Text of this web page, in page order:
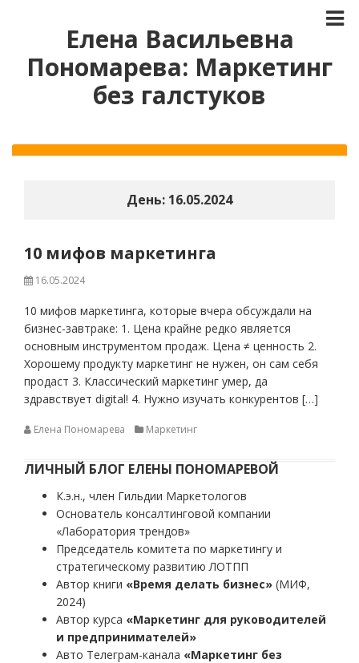
Елена Васильевна
Пономарева: Маркетинг
без галстуков
День: 16.05.2024
10 мифов маркетинга
16.05.2024
10 мифов маркетинга, которые вчера обсуждали на
бизнес-завтраке: 1. Цена крайне редко является
основным инструментом продаж. Цена ≠ ценность 2.
Хорошему продукту маркетинг не нужен, он сам себя
продаст 3. Классический маркетинг умер, да
здравствует digital! 4. Нужно изучать конкурентов […]
Елена Пономарева Маркетинг
ЛИЧНЫЙ БЛОГ ЕЛЕНЫ ПОНОМАРЕВОЙ
К.э.н., член Гильдии Маркетологов
Основатель консалтинговой компании
«Лаборатория трендов»
Председатель комитета по маркетингу и
стратегическому развитию ЛОТПП
Автор книги «Время делать бизнес» (МИФ,
2024)
Автор курса «Маркетинг для руководителей
и предпринимателей»
Авто Телеграм-канала «Маркетинг без